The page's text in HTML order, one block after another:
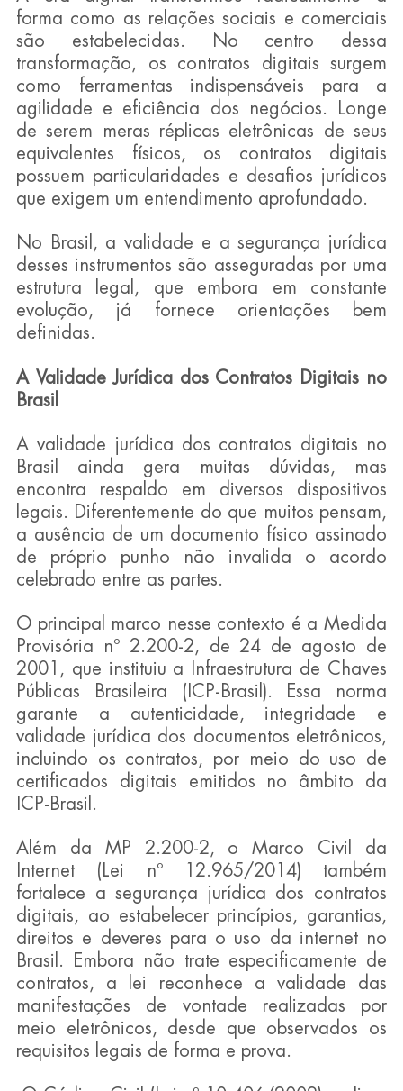
forma como as relações sociais e comerciais
são estabelecidas. No centro dessa
transformação, os contratos digitais surgem
como ferramentas indispensáveis para a
agilidade e eficiência dos negócios. Longe
de serem meras réplicas eletrônicas de seus
equivalentes físicos, os contratos digitais
possuem particularidades e desafios jurídicos
que exigem um entendimento aprofundado.
No Brasil, a validade e a segurança jurídica
desses instrumentos são asseguradas por uma
estrutura legal, que embora em constante
evolução, já fornece orientações bem
definidas.
A Validade Jurídica dos Contratos Digitais no
Brasil
A validade jurídica dos contratos digitais no
Brasil ainda gera muitas dúvidas, mas
encontra respaldo em diversos dispositivos
legais. Diferentemente do que muitos pensam,
a ausência de um documento físico assinado
de próprio punho não invalida o acordo
celebrado entre as partes.
O principal marco nesse contexto é a Medida
Provisória nº 2.200-2, de 24 de agosto de
2001, que instituiu a Infraestrutura de Chaves
Públicas Brasileira (ICP-Brasil). Essa norma
garante a autenticidade, integridade e
validade jurídica dos documentos eletrônicos,
incluindo os contratos, por meio do uso de
certificados digitais emitidos no âmbito da
ICP-Brasil.
Além da MP 2.200-2, o Marco Civil da
Internet (Lei nº 12.965/2014) também
fortalece a segurança jurídica dos contratos
digitais, ao estabelecer princípios, garantias,
direitos e deveres para o uso da internet no
Brasil. Embora não trate especificamente de
contratos, a lei reconhece a validade das
manifestações de vontade realizadas por
meio eletrônicos, desde que observados os
requisitos legais de forma e prova.